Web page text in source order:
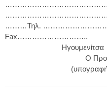
………Τηλ.
Fax………………………..
Ο